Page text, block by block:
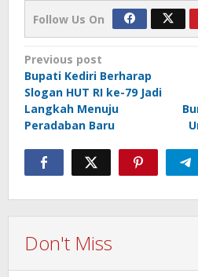
Follow Us On
Post
navigation
Previous post
Bupati Kediri Berharap
Slogan HUT RI ke-79 Jadi
Langkah Menuju
Peradaban Baru
Don't Miss